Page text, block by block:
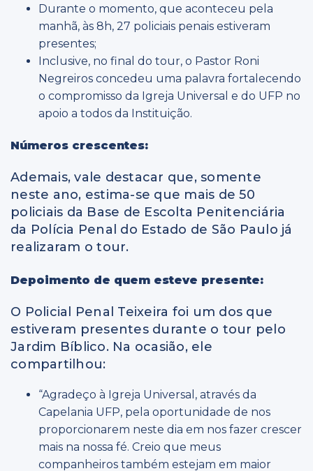
Durante o momento, que aconteceu pela
manhã, às 8h, 27 policiais penais estiveram
presentes;
Inclusive, no final do tour, o Pastor Roni
Negreiros concedeu uma palavra fortalecendo
o compromisso da Igreja Universal e do UFP no
apoio a todos da Instituição.
Números crescentes:
Ademais, vale destacar que, somente
neste ano, estima-se que mais de 50
policiais da Base de Escolta Penitenciária
da Polícia Penal do Estado de São Paulo já
realizaram o tour.
Depoimento de quem esteve presente:
O Policial Penal Teixeira foi um dos que
estiveram presentes durante o tour pelo
Jardim Bíblico. Na ocasião, ele
compartilhou:
“Agradeço à Igreja Universal, através da
Capelania UFP, pela oportunidade de nos
proporcionarem neste dia em nos fazer crescer
mais na nossa fé. Creio que meus
companheiros também estejam em maior